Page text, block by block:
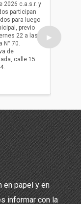
2026 c.a.s.r. y
participan
para luego
previo
22 a las
N° 70.
de
calle 15
ser
oficio
▶
en papel y en
informar con la